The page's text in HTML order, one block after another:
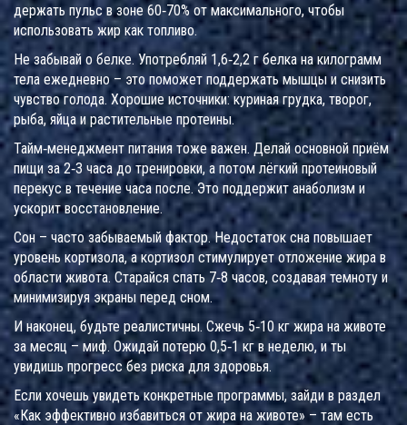
держать пульс в зоне 60‑70% от максимального, чтобы
использовать жир как топливо.
Не забывай о белке. Употребляй 1,6‑2,2 г белка на килограмм
тела ежедневно – это поможет поддержать мышцы и снизить
чувство голода. Хорошие источники: куриная грудка, творог,
рыба, яйца и растительные протеины.
Тайм‑менеджмент питания тоже важен. Делай основной приём
пищи за 2‑3 часа до тренировки, а потом лёгкий протеиновый
перекус в течение часа после. Это поддержит анаболизм и
ускорит восстановление.
Сон – часто забываемый фактор. Недостаток сна повышает
уровень кортизола, а кортизол стимулирует отложение жира в
области живота. Старайся спать 7‑8 часов, создавая темноту и
минимизируя экраны перед сном.
И наконец, будьте реалистичны. Сжечь 5‑10 кг жира на животе
за месяц – миф. Ожидай потерю 0,5‑1 кг в неделю, и ты
увидишь прогресс без риска для здоровья.
Если хочешь увидеть конкретные программы, зайди в раздел
«Как эффективно избавиться от жира на животе» – там есть